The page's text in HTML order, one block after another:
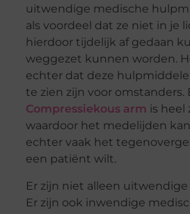
uitwendige medische
als voordeel dat ze niet in je
hierdoor tijdelijk af gedaan
weggezet kunnen worden.
echter dat deze
te zien zijn voor omstanders.
Compressiekous arm is heel
waardoor het medelijden
echter vaak het
een patiënt wilt.
Er zijn niet alleen
Er zijn ook inwendige